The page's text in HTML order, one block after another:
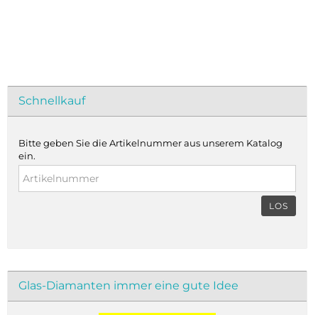
Schnellkauf
Bitte geben Sie die Artikelnummer aus unserem Katalog
ein.
LOS
Glas-Diamanten immer eine gute Idee